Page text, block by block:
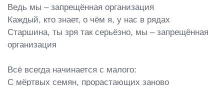
Ведь мы – запрещённая организация
Каждый, кто знает, о чём я, у нас в рядах
Старшина, ты зря так серьёзно, мы – запрещённая
организация
Всё всегда начинается с малого:
С мёртвых семян, прорастающих заново